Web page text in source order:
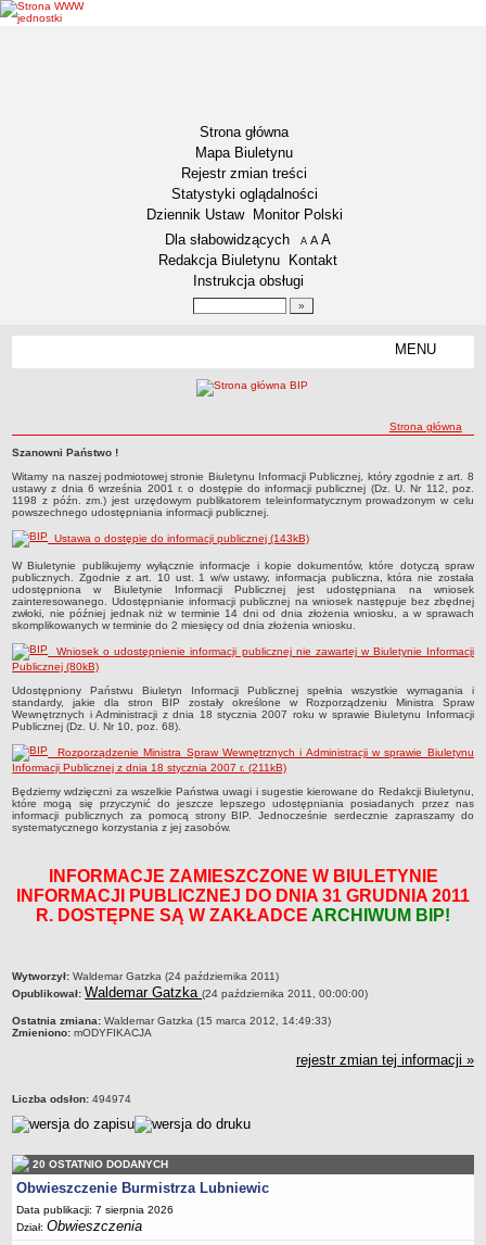
Strona główna
Mapa Biuletynu
Rejestr zmian treści
Statystyki oglądalności
Dziennik Ustaw
Monitor Polski
Menu dodatkowe
Dla słabowidzących A pomniejsz czcionkę
A standardowy rozmiar czcionki
A
Redakcja Biuletynu
Kontakt
Instrukcja obsługi
MENU
Zadania publiczne
Związki i stowarzyszenia
Sołectwa
Współpraca zagraniczna
Strategia rozwoju Gminy
AKTUALNOŚCI I OBWIESZCZENIA
Aktualności
Obwieszczenia, ogłoszenia i komunikaty
KOMUNIKATY
Drogi
Energia elektryczna
Meteorologiczne
Rozkłady jazdy autobusów
Wodociągi - ocena jakości wody
KONKURSY
URZĄD MIEJSKI
Dane adresowe
Burmistrz Lubniewic
Sekretarz Gminy
Informacja turystyczna
Przewodnik po urzędzie
Kodeks etyczny
Oświadczenia majątkowe
Raporty
RADA MIEJSKA
Dyżury Przewodniczącego Rady Miejskiej
ścieżka nawigacji
Strona główna
Strona główna
Szanowni Państwo !
Witamy na naszej podmiotowej stronie Biuletynu Informacji Publicznej, który zgodnie z art. 8
ustawy z dnia 6 września 2001 r. o dostępie do informacji publicznej (Dz. U. Nr 112, poz.
1198 z późn. zm.) jest urzędowym publikatorem teleinformatycznym prowadzonym w celu
powszechnego udostępniania informacji publicznej.
Ustawa o dostępie do informacji publicznej (143kB)
W Biuletynie publikujemy wyłącznie informacje i kopie dokumentów, które dotyczą spraw
publicznych. Zgodnie z art. 10 ust. 1 w/w ustawy, informacja publiczna, która nie została
udostępniona w Biuletynie Informacji Publicznej jest udostępniana na wniosek
zainteresowanego. Udostępnianie informacji publicznej na wniosek następuje bez zbędnej
zwłoki, nie później jednak niż w terminie 14 dni od dnia złożenia wniosku, a w sprawach
skomplikowanych w terminie do 2 miesięcy od dnia złożenia wniosku.
Wniosek o udostępnienie informacji publicznej nie zawartej w Biuletynie Informacji
Publicznej (80kB)
Udostępniony Państwu Biuletyn Informacji Publicznej spełnia wszystkie wymagania i
standardy, jakie dla stron BIP zostały określone w Rozporządzeniu Ministra Spraw
Wewnętrznych i Administracji z dnia 18 stycznia 2007 roku w sprawie Biuletynu Informacji
Publicznej (Dz. U. Nr 10, poz. 68).
Rozporządzenie Ministra Spraw Wewnętrznych i Administracji w sprawie Biuletynu
Informacji Publicznej z dnia 18 stycznia 2007 r. (211kB)
Będziemy wdzięczni za wszelkie Państwa uwagi i sugestie kierowane do Redakcji Biuletynu,
które mogą się przyczynić do jeszcze lepszego udostępniania posiadanych przez nas
informacji publicznych za pomocą strony BIP. Jednocześnie serdecznie zapraszamy do
systematycznego korzystania z jej zasobów.
INFORMACJE ZAMIESZCZONE W BIULETYNIE
INFORMACJI PUBLICZNEJ DO DNIA 31 GRUDNIA 2011
R. DOSTĘPNE SĄ W ZAKŁADCE ARCHIWUM BIP!
metryczka
Wytworzył: Waldemar Gatzka (24 października 2011)
Opublikował: Waldemar Gatzka(24 października 2011, 00:00:00)
Ostatnia zmiana: Waldemar Gatzka (15 marca 2012, 14:49:33)
Zmieniono: mODYFIKACJA
rejestr zmian tej informacji »
Liczba odsłon: 494974
20 OSTATNIO DODANYCH
Obwieszczenie Burmistrza Lubniewic
Data publikacji: 7 sierpnia 2026
Dział:Obwieszczenia